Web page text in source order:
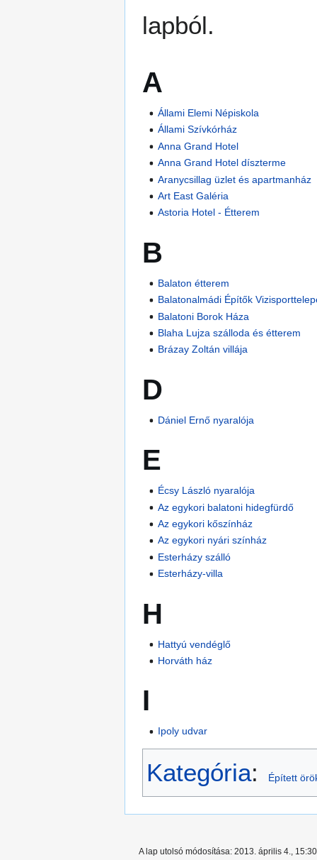
lapból.
A
Állami Elemi Népiskola
Állami Szívkórház
Anna Grand Hotel
Anna Grand Hotel díszterme
Aranycsillag üzlet és apartmanház
Art East Galéria
Astoria Hotel - Étterem
B
Balaton étterem
Balatonalmádi Építők
Balatoni Borok Háza
Blaha Lujza szálloda és étterem
Brázay Zoltán villája
D
Dániel Ernő nyaralója
E
Écsy László nyaralója
Az egykori balatoni hidegfürdő
Az egykori kőszínház
Az egykori nyári színház
Esterházy szálló
Esterházy-villa
H
Hattyú vendéglő
Horváth ház
I
Ipoly udvar
Kategória: Épített
A lap utolsó módosítása: 2013. április 4., 15:30